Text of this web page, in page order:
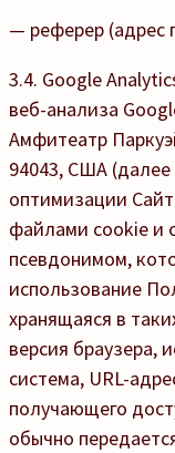
— реферер (адрес
3.4. Google
веб-анализа
Амфитеатр
94043, США (далее
оптимизации
файлами cookie и
псевдонимом,
использование
хранящаяся в
версия браузера,
система, URL-
получающего
обычно